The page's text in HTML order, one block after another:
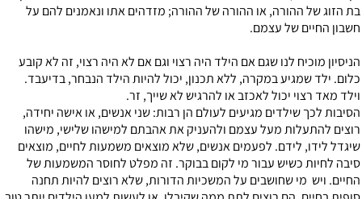
בת הזוג של ההורה, או ההורה של ההורה; מזדהים אתו ונאמנים להם על
חשבון החיים של עצמם.
הניסיון מוכיח לנו שגם אם הילד היה רצוי וגם אם לא היה רצוי, זה לא קובע
כלום. ילד שמגיע במקרה, ללא תכנון, יכול להיות הילד הנבחר, בדיעבד.
וילד מאד רצוי יכול לאכזב או להרגיש לא שייך, זר.
הסיבות לכך שילדים מגיעים לעולם הן רבות: שני אנשים, או אישה יחידה,
רוצים להתעלות מעל עצמם ולהעניק את אהבתם למישהו שלישי, מישהו
שיגדל לידו, לידם. לפעמים אנשים, שלא מוצאים משמעות לחיים, מוצאים
סיבה לחיות כשיש עבור מי לקום בבוקר. זה מפלט לחוסר המשמעות של
החיים. ויש מי שחושבים על המשכיות הדורות, שלא רוצים להיות תחנה